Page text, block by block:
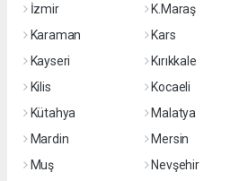
İzmir
K.Maraş
Karaman
Kars
Kayseri
Kırıkkale
Kilis
Kocaeli
Kütahya
Malatya
Mardin
Mersin
Muş
Nevşehir